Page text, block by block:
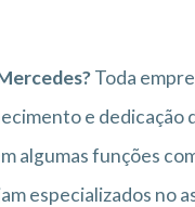
Toda
e dedicação
algumas funções
especializados no